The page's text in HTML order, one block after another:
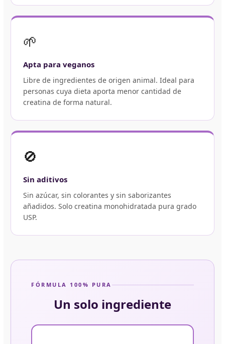
🌱
Apta para veganos
Libre de ingredientes de origen animal. Ideal para
personas cuya dieta aporta menor cantidad de
creatina de forma natural.
🚫
Sin aditivos
Sin azúcar, sin colorantes y sin saborizantes
añadidos. Solo creatina monohidratada pura grado
USP.
FÓRMULA 100% PURA
Un solo ingrediente